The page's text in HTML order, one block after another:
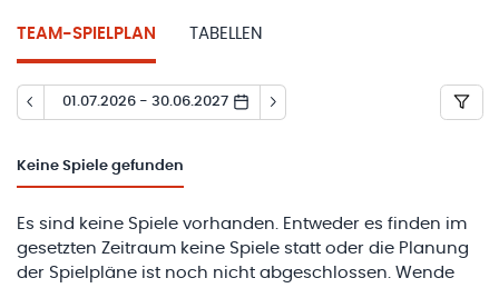
TEAM-SPIELPLAN TABELLEN
01.07.2026 - 30.06.2027
Keine Spiele gefunden
Es sind keine Spiele vorhanden. Entweder es finden im
gesetzten Zeitraum keine Spiele statt oder die Planung
der Spielpläne ist noch nicht abgeschlossen. Wende